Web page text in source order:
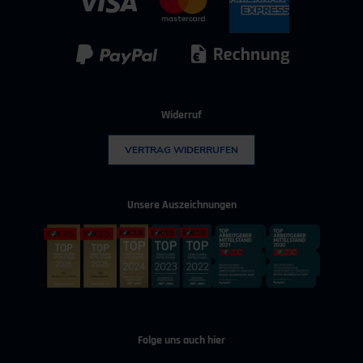
IT & Digitalisierung
Technischer Vertrieb
Widerruf
VERTRAG WIDERRUFEN
Unsere Auszeichnungen
Folge uns auch hier